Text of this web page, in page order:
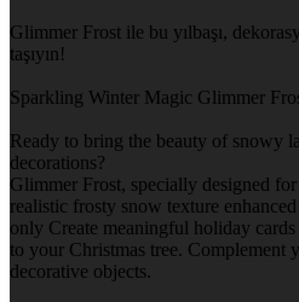
Glimmer Frost ile bu yılbaşı,
taşıyın!
Sparkling Winter Magic Glimmer
Ready to bring the beauty of snowy
decorations?
Glimmer Frost, specially designed
realistic frosty snow texture
only Create meaningful holiday
to your Christmas tree. Complement
decorative objects.